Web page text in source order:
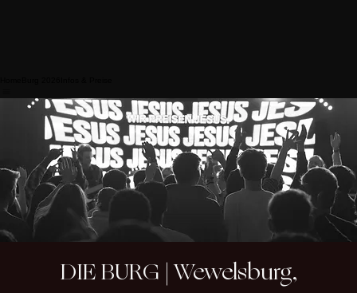
HomeBurg 2026Infos & Preise